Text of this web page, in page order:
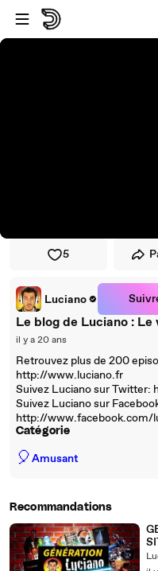
Passer au player
Passer au contenu principal
5
Luciano
Le blog de Luciano : Le
il y a 20 ans
Retrouvez plus de 200
http://www.luciano.fr
Suivez Luciano sur
Suivez Luciano sur
http://www.facebook.com/
Catégorie
🎈Amusant
Recommandations